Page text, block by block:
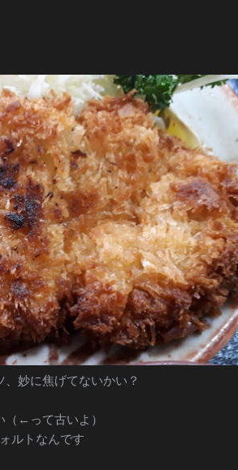
妙に焦げてないかい？
（←って古いよ）
ルトなんです